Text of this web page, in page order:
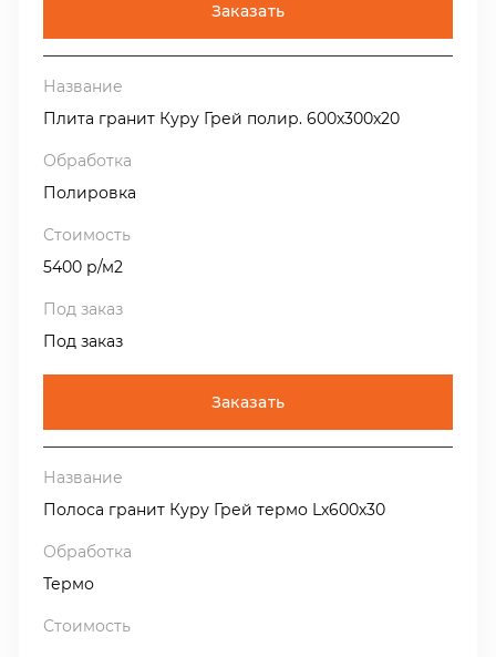
Заказать
Плита гранит Куру Грей полир. 600х300х20
Полировка
5400 р/м2
Под заказ
Заказать
Полоса гранит Куру Грей термо Lх600х30
Термо